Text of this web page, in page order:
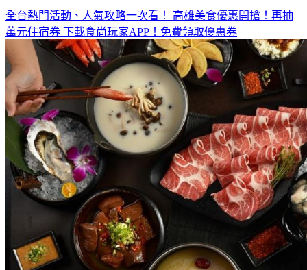
全台熱門活動、人氣攻略一次看！ 高雄美食優惠開搶！再抽
萬元住宿券 下載食尚玩家APP！免費領取優惠券